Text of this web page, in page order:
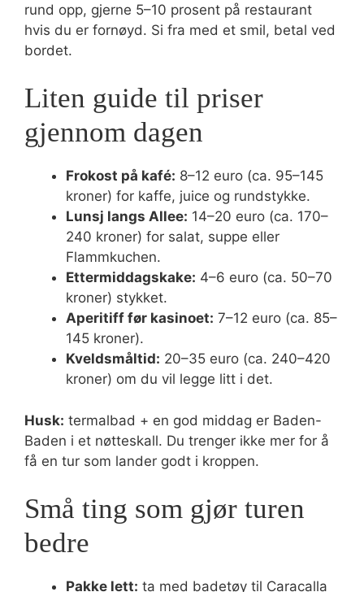
rund opp, gjerne 5–10 prosent på restaurant
hvis du er fornøyd. Si fra med et smil, betal ved
bordet.
Liten guide til priser
gjennom dagen
Frokost på kafé: 8–12 euro (ca. 95–145
kroner) for kaffe, juice og rundstykke.
Lunsj langs Allee: 14–20 euro (ca. 170–
240 kroner) for salat, suppe eller
Flammkuchen.
Ettermiddagskake: 4–6 euro (ca. 50–70
kroner) stykket.
Aperitiff før kasinoet: 7–12 euro (ca. 85–
145 kroner).
Kveldsmåltid: 20–35 euro (ca. 240–420
kroner) om du vil legge litt i det.
Husk: termalbad + en god middag er Baden-
Baden i et nøtteskall. Du trenger ikke mer for å
få en tur som lander godt i kroppen.
Små ting som gjør turen
bedre
Pakke lett: ta med badetøy til Caracalla